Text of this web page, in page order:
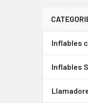
Barra
lateral
Inflables
Inflables